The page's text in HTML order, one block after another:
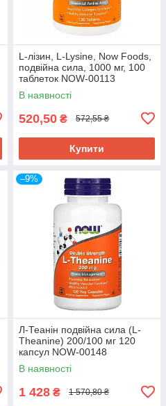
L-лізин, L-Lysine, Now Foods,
подвійна сила, 1000 мг, 100
таблеток NOW-00113
В наявності
520,50 ₴ 572,55 ₴
Купити
–9%
Л-Теанін подвійна сила (L-
Theanine) 200/100 мг 120
капсул NOW-00148
В наявності
1 428 ₴ 1 570,80 ₴